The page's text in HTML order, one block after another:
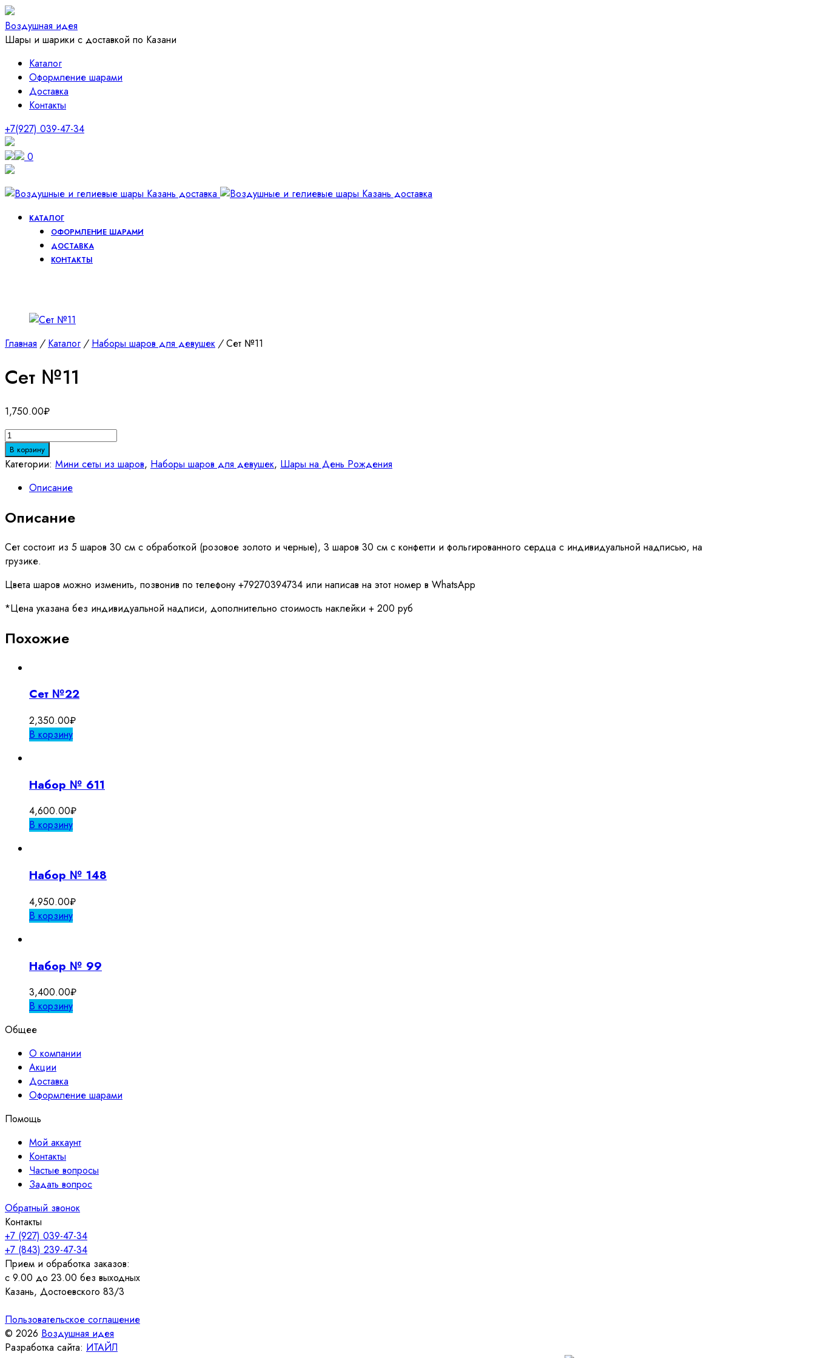
Воздушная идея
Шары и шарики с доставкой по Казани
Каталог
Оформление шарами
Доставка
Контакты
+7(927) 039-47-34
0
КАТАЛОГ
ОФОРМЛЕНИЕ ШАРАМИ
ДОСТАВКА
КОНТАКТЫ
Главная / Каталог / Наборы шаров для девушек /Сет №11
Сет №11
1,750.00₽
Количество
товара
Сет
В корзину
Категории: Мини сеты из шаров, Наборы шаров для девушек, Шары на День Рождения
Описание
Описание
Сет состоит из 5 шаров 30 см с обработкой (розовое золото и черные), 3 шаров 30 см с конфетти и фольгированного сердца с индивидуальной надписью, на
грузике.
Цвета шаров можно изменить, позвонив по телефону +79270394734 или написав на этот номер в WhatsApp
*Цена указана без индивидуальной надписи, дополнительно стоимость наклейки + 200 руб
Похожие
Сет №22
2,350.00₽
В корзину
Набор № 611
4,600.00₽
В корзину
Набор № 148
4,950.00₽
В корзину
Набор № 99
3,400.00₽
В корзину
Общее
О компании
Акции
Доставка
Оформление шарами
Помощь
Мой аккаунт
Контакты
Частые вопросы
Задать вопрос
Обратный звонок
Контакты
+7 (927) 039-47-34
+7 (843) 239-47-34
Прием и обработка заказов:
с 9.00 до 23.00 без выходных
Казань, Достоевского 83/3
Пользовательское соглашение
© 2026 Воздушная идея
Разработка сайта: ИТАЙЛ